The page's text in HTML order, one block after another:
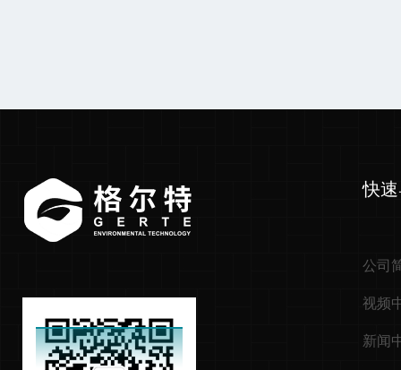
快
公司
视频
新闻